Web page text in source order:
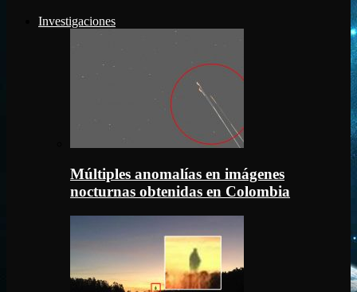
Investigaciones
Múltiples anomalías en imágenes
nocturnas obtenidas en Colombia